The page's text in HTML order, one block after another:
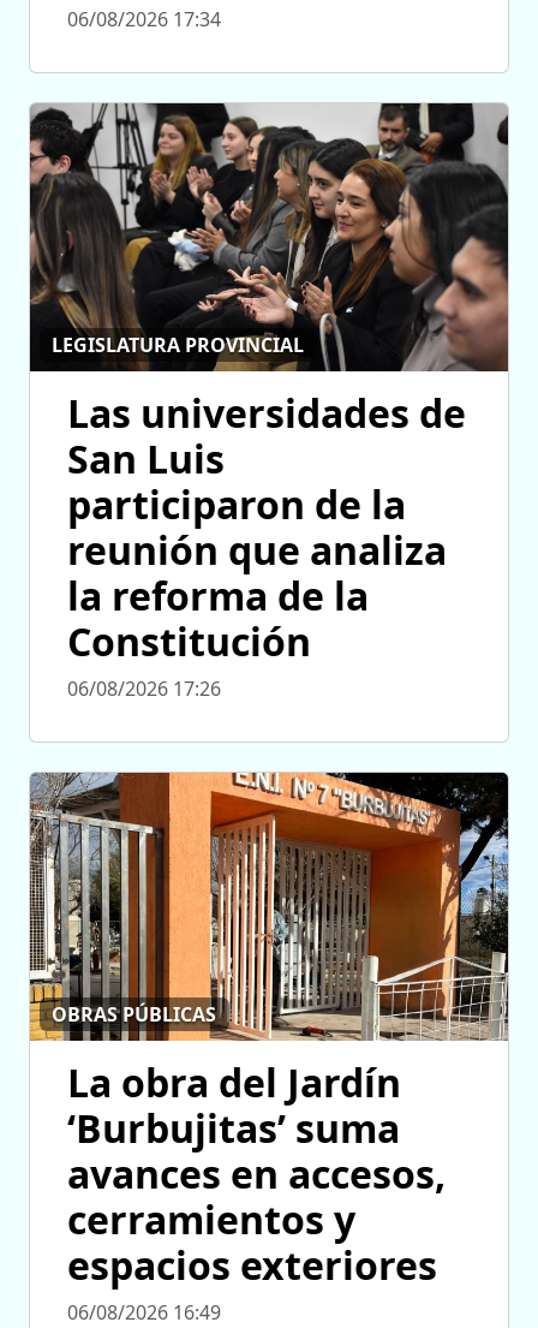
06/08/2026 17:34
LEGISLATURA PROVINCIAL
Las universidades de
San Luis
participaron de la
reunión que analiza
la reforma de la
Constitución
06/08/2026 17:26
OBRAS PÚBLICAS
La obra del Jardín
‘Burbujitas’ suma
avances en accesos,
cerramientos y
espacios exteriores
06/08/2026 16:49